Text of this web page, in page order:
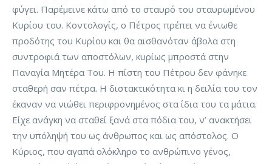
φύγει. Παρέμεινε κάτω από το σταυρό του σταυρωμένου
Κυρίου του. Κοντολογίς, ο Πέτρος πρέπει να ένιωθε
προδότης του Κυρίου και θα αισθανόταν άβολα στη
συντροφιά των αποστόλων, κυρίως μπροστά στην
Παναγία Μητέρα Του. Η πίστη του Πέτρου δεν φάνηκε
σταθερή σαν πέτρα. Η διστακτικότητα κι η δειλία του τον
έκαναν να νιώθει περιφρονημένος στα ίδια του τα μάτια.
Είχε ανάγκη να σταθεί ξανά στα πόδια του, ν’ ανακτήσει
την υπόληψή του ως άνθρωπος και ως απόστολος. Ο
Κύριος, που αγαπά ολόκληρο το ανθρώπινο γένος,